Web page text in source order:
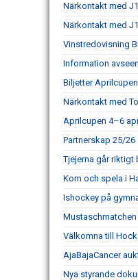
Närkontakt med
Närkontakt med
Vinstredovisning
Information
Biljetter
Närkontakt med
Aprilcupen 4–6
Partnerskap 25/26
Tjejerna går riktigt
Kom och spela i
Ishockey på
Mustaschmatchen
Välkomna till
AjaBajaCancer
Nya styrande